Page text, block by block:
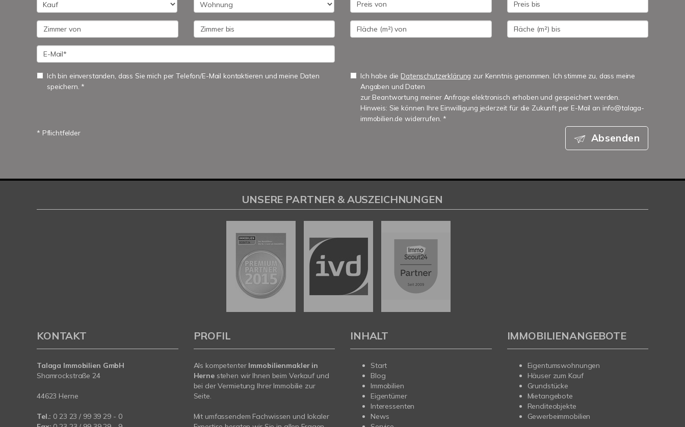
Ich bin einverstanden, dass Sie mich per Telefon/E-Mail kontaktieren und meine Daten
speichern. *
Ich habe die Datenschutzerklärung zur Kenntnis genommen. Ich stimme zu, dass meine
Angaben und Daten
zur Beantwortung meiner Anfrage elektronisch erhoben und gespeichert werden.
Hinweis: Sie können Ihre Einwilligung jederzeit für die Zukunft per E-Mail an info@talaga-
immobilien.de widerrufen. *
* Pflichtfelder
Absenden
UNSERE PARTNER & AUSZEICHNUNGEN
KONTAKT
Talaga Immobilien GmbH
Shamrockstraße 24
44623 Herne
Tel.: 0 23 23 / 99 39 29 - 0
PROFIL
Als kompetenter Immobilienmakler in
Hernestehen wir Ihnen beim Verkauf und
bei der Vermietung Ihrer Immobilie zur
Seite.
Mit umfassendem Fachwissen und lokaler
INHALT
Start
Blog
Immobilien
Eigentümer
Interessenten
News
IMMOBILIENANGEBOTE
Eigentumswohnungen
Häuser zum Kauf
Grundstücke
Mietangebote
Renditeobjekte
Gewerbeimmobilien